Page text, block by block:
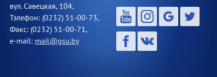
вул. Савецкая, 104,
Тэлефон: (0232) 51-00-73,
Факс: (0232) 51-00-71,
e-mail: mail@gsu.by